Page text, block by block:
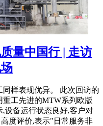
量中国行 | 走访
样表现优异。 此次回访的
工先进的MTW系列欧版
设备运行状态良好,客户对
度评价,表示"日常服务非